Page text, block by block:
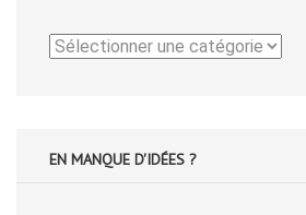
Catégories
EN MANQUE D'IDÉES ?